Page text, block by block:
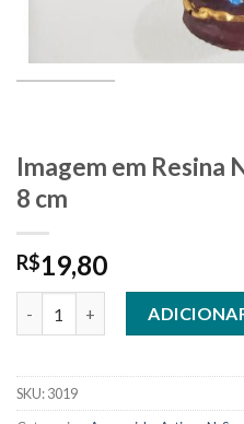
Imagem em Resina
8 cm
R$19,80
SKU:3019